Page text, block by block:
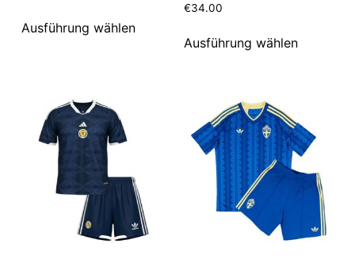
Ausführung wählen
€34.00
Ausführung wählen